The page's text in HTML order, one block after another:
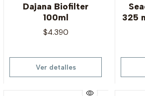
Dajana Biofilter
100ml
$4.390
Ver detalles
325